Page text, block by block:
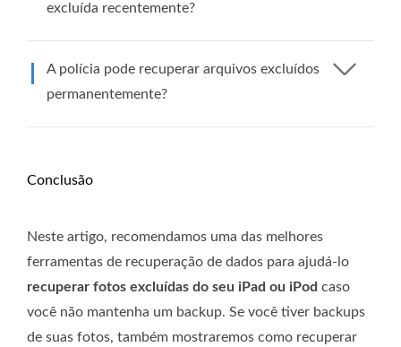
excluída recentemente?
A polícia pode recuperar arquivos excluídos
permanentemente?
Conclusão
Neste artigo, recomendamos uma das melhores
ferramentas de recuperação de dados para ajudá-lo
recuperar fotos excluídas do seu iPad ou iPod caso
você não mantenha um backup. Se você tiver backups
de suas fotos, também mostraremos como recuperar